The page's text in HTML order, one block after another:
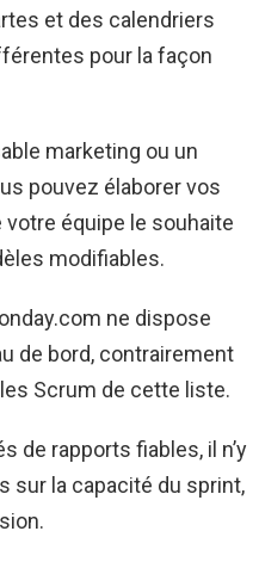
et des calendriers
pour la façon
marketing ou un
pouvez élaborer vos
équipe le souhaite
modifiables.
ne dispose
de bord, contrairement
Scrum de cette liste.
de rapports fiables, il n’y
sur la capacité du sprint,